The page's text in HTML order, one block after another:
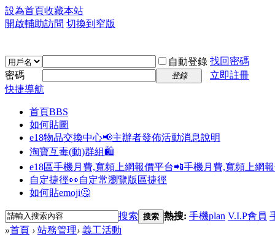
設為首頁收藏本站
開啟輔助訪問 切換到窄版
自動登錄 找回密碼
密碼
登錄
立即註冊
快捷導航
首頁BBS
如何貼圖
e18物品交換中心📢主辦者發佈活動消息說明
淘寶互毒(動)群組🛍️
e18區手機月費,寬頻上網報價平台📲手機月費,寬頻上網
自定捷徑👀自定常瀏覽版區捷徑
如何貼emoji🤔
搜索 搜索 熱搜: 手機plan V.I.P會員
»首頁 › 站務管理› 義工活動